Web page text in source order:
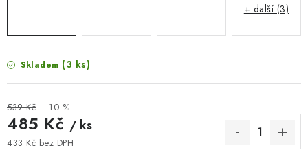
Skladem (3 ks)
539 Kč –10 %
485 Kč / ks
433 Kč bez DPH
+ další (3)